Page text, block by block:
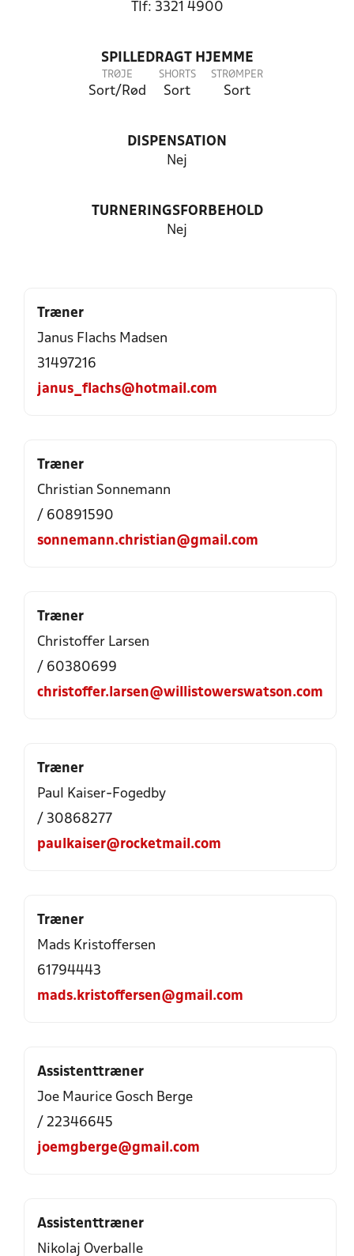
Tlf: 3321 4900
SPILLEDRAGT HJEMME
TRØJE
Sort/Rød
SHORTS
Sort
STRØMPER
Sort
DISPENSATION
Nej
TURNERINGSFORBEHOLD
Nej
Træner
Janus Flachs Madsen
31497216
janus_flachs@hotmail.com
Træner
Christian Sonnemann
/ 60891590
sonnemann.christian@gmail.com
Træner
Christoffer Larsen
/ 60380699
christoffer.larsen@willistowerswatson.com
Træner
Paul Kaiser-Fogedby
/ 30868277
paulkaiser@rocketmail.com
Træner
Mads Kristoffersen
61794443
mads.kristoffersen@gmail.com
Assistenttræner
Joe Maurice Gosch Berge
/ 22346645
joemgberge@gmail.com
Assistenttræner
Nikolaj Overballe